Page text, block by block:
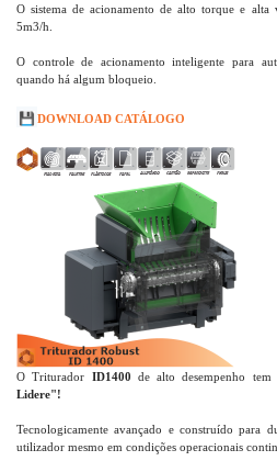
O sistema de acionamento de alto torque e
5m3/h.
O controle de acionamento inteligente para
quando há algum bloqueio.
💾 DOWNLOAD CATÁLOGO
O Triturador ID1400 de alto desempenho
Lidere"!
Tecnologicamente avançado e construído para
utilizador mesmo em condições operacionais